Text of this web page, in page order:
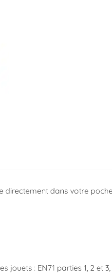
directement dans votre
: EN71 parties 1, 2 et